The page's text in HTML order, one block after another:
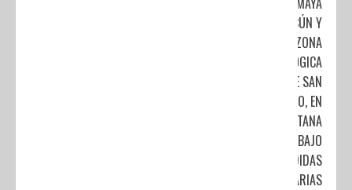
DE CANCÚN Y
LA ZONA
ARQUEOLÓGICA
DE SAN
MIGUELITO, EN
QUINTANA
ROO, BAJO
MEDIDAS
SANITARIAS